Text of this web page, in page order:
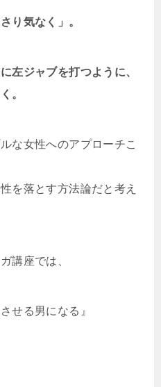
り気なく」。
左ジャブを打つように、
。
な女性へのアプローチこ
を落とす方法論だと考え
講座では、
せる男になる』